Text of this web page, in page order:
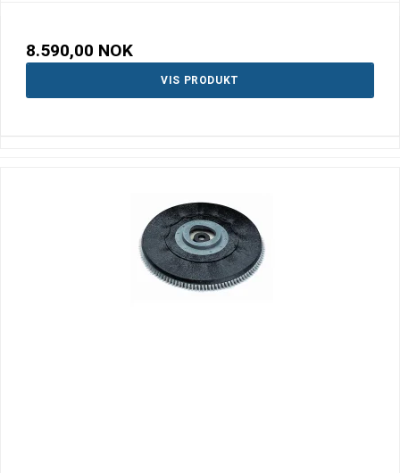
8.590,00 NOK
VIS PRODUKT